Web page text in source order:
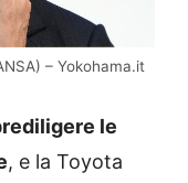
– Yokohama.it
le
, e la Toyota